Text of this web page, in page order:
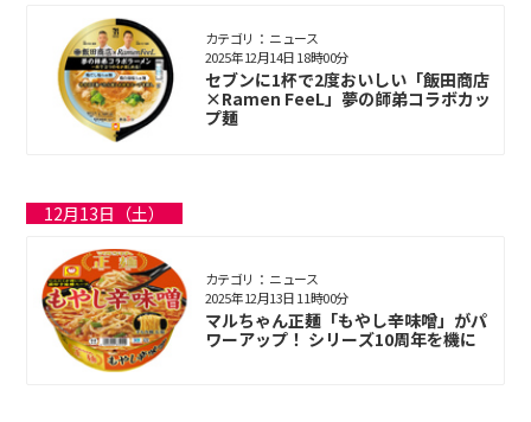
カテゴリ： ニュース
セブンに1杯で2度おいしい「飯田商店
×Ramen FeeL」夢の師弟コラボカッ
プ麺
2025年12月14日 18時00分
12月13日（土）
カテゴリ： ニュース
マルちゃん正麺「もやし辛味噌」がパ
ワーアップ！ シリーズ10周年を機に
2025年12月13日 11時00分